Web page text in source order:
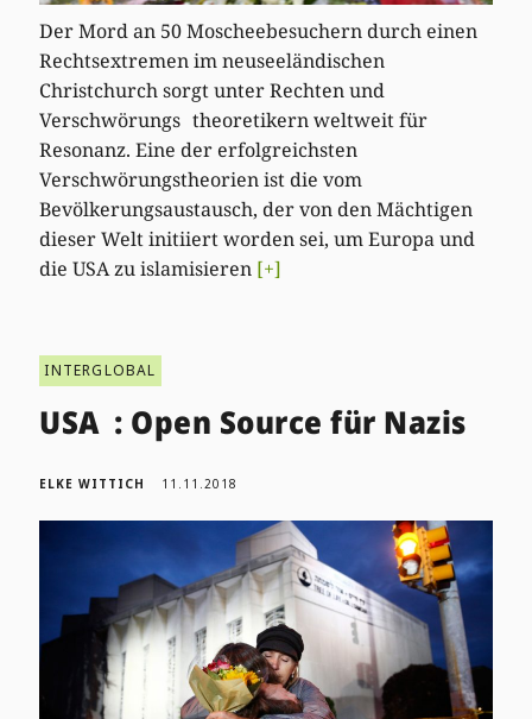
Der Mord an 50 Moscheebesuchern durch einen
Rechtsextremen im neuseeländischen
Christchurch sorgt unter Rechten und
Verschwörungs theoretikern weltweit für
Resonanz. Eine der erfolgreichsten
Verschwörungstheorien ist die vom
Bevölkerungsaustausch, der von den Mächtigen
dieser Welt initiiert worden sei, um Europa und
die USA zu islamisieren [+]
INTERGLOBAL
USA : Open Source für Nazis
ELKE WITTICH 11.11.2018